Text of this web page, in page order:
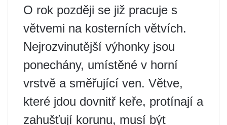
O rok později se již pracuje s
větvemi na kosterních větvích.
Nejrozvinutější výhonky jsou
ponechány, umístěné v horní
vrstvě a směřující ven. Větve,
které jdou dovnitř keře, protínají a
zahušťují korunu, musí být